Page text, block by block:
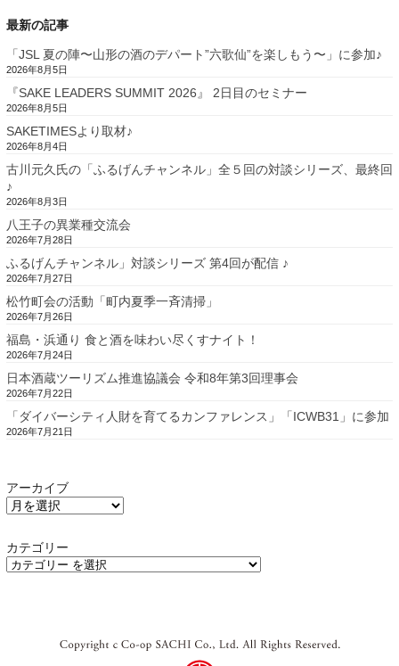
最新の記事
「JSL 夏の陣〜山形の酒のデパート”六歌仙”を楽しもう〜」に参加♪
2026年8月5日
『SAKE LEADERS SUMMIT 2026』 2日目のセミナー
2026年8月5日
SAKETIMESより取材♪
2026年8月4日
古川元久氏の「ふるげんチャンネル」全５回の対談シリーズ、最終回
♪
2026年8月3日
八王子の異業種交流会
2026年7月28日
ふるげんチャンネル」対談シリーズ 第4回が配信 ♪
2026年7月27日
松竹町会の活動「町内夏季一斉清掃」
2026年7月26日
福島・浜通り 食と酒を味わい尽くすナイト！
2026年7月24日
日本酒蔵ツーリズム推進協議会 令和8年第3回理事会
2026年7月22日
「ダイバーシティ人財を育てるカンファレンス」「ICWB31」に参加
2026年7月21日
アーカイブ
カテゴリー